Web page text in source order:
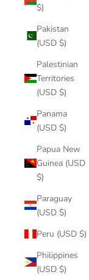
$)
Pakistan
(USD $)
Palestinian
Territories
(USD $)
Panama
(USD $)
Papua New
Guinea (USD
$)
Paraguay
(USD $)
Peru (USD $)
Philippines
(USD $)